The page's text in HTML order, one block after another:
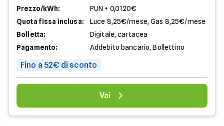
Prezzo/kWh:
PUN + 0,0120€
Quota fissa inclusa:
Luce 8,25€/mese, Gas 8,25€/mese
Bolletta:
Digitale, cartacea
Pagamento:
Addebito bancario, Bollettino
Fino a 52€ di sconto
Vai